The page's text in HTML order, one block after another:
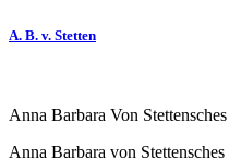
A. B. v. Stetten
Anna Barbara Von
Anna Barbara von